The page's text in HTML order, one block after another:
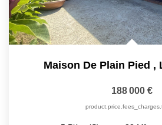
Maison De Plain Pied ,
188 000 €